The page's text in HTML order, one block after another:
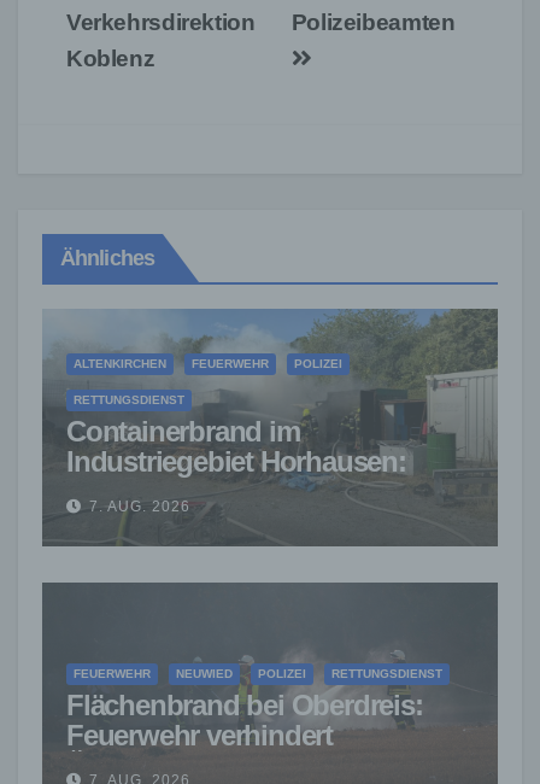
Polizeibeamten
Verkehrsdirektion
Koblenz
Ähnliches
ALTENKIRCHEN FEUERWEHR POLIZEI
RETTUNGSDIENST
Containerbrand im
Industriegebiet Horhausen:
Feuerwehr verhindert weitere
Ausbreitung
7. AUG. 2026
FEUERWEHR NEUWIED POLIZEI RETTUNGSDIENST
Flächenbrand bei Oberdreis:
Feuerwehr verhindert
Übergreifen auf Waldgebiet
7. AUG. 2026